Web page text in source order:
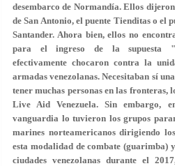
desembarco de Normandía. Ellos
de San Antonio, el puente Tienditas o el
Santander. Ahora bien, ellos no
para el ingreso de la supuesta
efectivamente chocaron contra la
armadas venezolanas. Necesitaban sí
tener muchas personas en las
Live Aid Venezuela. Sin embargo,
vanguardia lo tuvieron los grupos
marines norteamericanos dirigiendo
esta modalidad de combate (guarimba)
ciudades venezolanas durante el